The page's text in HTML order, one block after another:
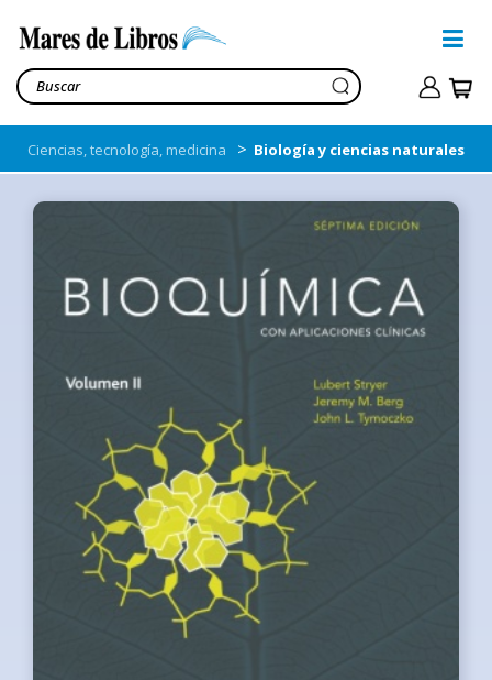
Ciencias, tecnología, medicina > Biología y ciencias naturales